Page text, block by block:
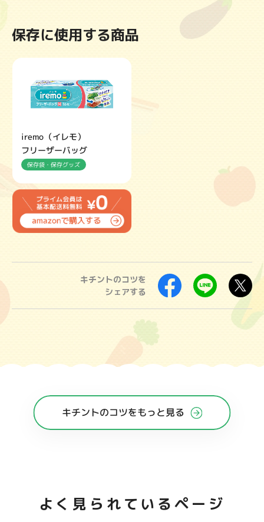
保存に使用する商品
iremo（イレモ）
フリーザーバッグ
保存袋・保存グッズ
キチントのコツを
シェアする
キチントのコツをもっと見る
よく見られているページ